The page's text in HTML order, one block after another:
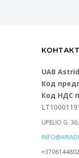
UAB
Код
Код НДС
UPELIO G.